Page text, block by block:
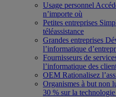
Usage personnel
n’importe où
Petites entreprises
téléassistance
Grandes entreprises
l’informatique
Fournisseurs de
l’informatique des
OEM Rationalisez
Organismes à but non
30 % sur la